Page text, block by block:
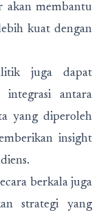
akan membantu
kuat dengan
juga dapat
integrasi antara
yang diperoleh
insight
berkala juga
strategi yang